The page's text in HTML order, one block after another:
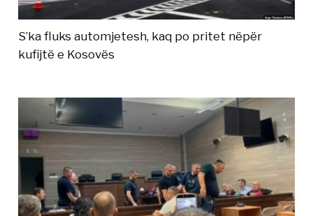
S’ka fluks automjetesh, kaq po pritet nëpër
kufijtë e Kosovës